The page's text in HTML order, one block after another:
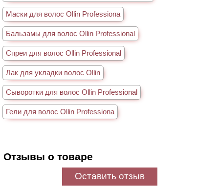
Маски для волос Ollin Professiona
Бальзамы для волос Ollin Professional
Спреи для волос Ollin Professional
Лак для укладки волос Ollin
Сыворотки для волос Ollin Professional
Гели для волос Ollin Professiona
Отзывы о товаре
Оставить отзыв